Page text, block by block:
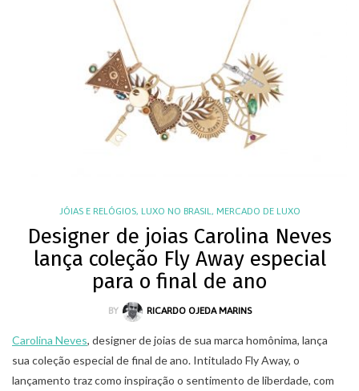
JÓIAS E RELÓGIOS, LUXO NO BRASIL, MERCADO DE LUXO
Designer de joias Carolina Neves
lança coleção Fly Away especial
para o final de ano
BY RICARDO OJEDA MARINS
Carolina Neves, designer de joias de sua marca homônima, lança
sua coleção especial de final de ano. Intitulado Fly Away, o
lançamento traz como inspiração o sentimento de liberdade, com